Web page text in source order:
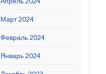
Март 2024
Февраль 2024
Январь 2024